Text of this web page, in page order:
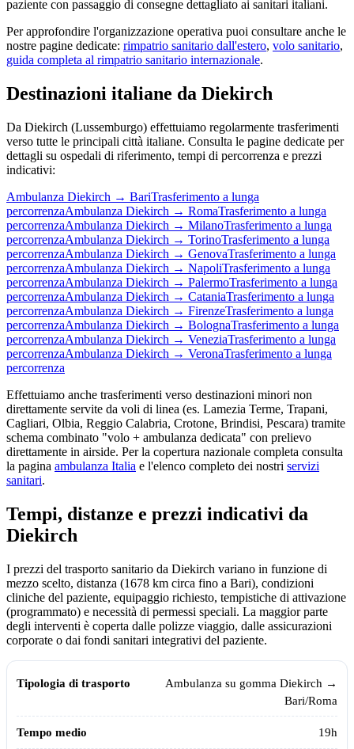
paziente con passaggio di consegne dettagliato ai sanitari italiani.
Per approfondire l'organizzazione operativa puoi consultare anche le
nostre pagine dedicate: rimpatrio sanitario dall'estero, volo sanitario,
guida completa al rimpatrio sanitario internazionale.
Destinazioni italiane da Diekirch
Da Diekirch (Lussemburgo) effettuiamo regolarmente trasferimenti
verso tutte le principali città italiane. Consulta le pagine dedicate per
dettagli su ospedali di riferimento, tempi di percorrenza e prezzi
indicativi:
Ambulanza Diekirch → BariTrasferimento a lunga
percorrenzaAmbulanza Diekirch → RomaTrasferimento a lunga
percorrenzaAmbulanza Diekirch → MilanoTrasferimento a lunga
percorrenzaAmbulanza Diekirch → TorinoTrasferimento a lunga
percorrenzaAmbulanza Diekirch → GenovaTrasferimento a lunga
percorrenzaAmbulanza Diekirch → NapoliTrasferimento a lunga
percorrenzaAmbulanza Diekirch → PalermoTrasferimento a lunga
percorrenzaAmbulanza Diekirch → CataniaTrasferimento a lunga
percorrenzaAmbulanza Diekirch → FirenzeTrasferimento a lunga
percorrenzaAmbulanza Diekirch → BolognaTrasferimento a lunga
percorrenzaAmbulanza Diekirch → VeneziaTrasferimento a lunga
percorrenzaAmbulanza Diekirch → VeronaTrasferimento a lunga
percorrenza
Effettuiamo anche trasferimenti verso destinazioni minori non
direttamente servite da voli di linea (es. Lamezia Terme, Trapani,
Cagliari, Olbia, Reggio Calabria, Crotone, Brindisi, Pescara) tramite
schema combinato "volo + ambulanza dedicata" con prelievo
direttamente in airside. Per la copertura nazionale completa consulta
la pagina ambulanza Italia e l'elenco completo dei nostri servizi
sanitari.
Tempi, distanze e prezzi indicativi da
Diekirch
I prezzi del trasporto sanitario da Diekirch variano in funzione di
mezzo scelto, distanza (1678 km circa fino a Bari), condizioni
cliniche del paziente, equipaggio richiesto, tempistiche di attivazione
(programmato) e necessità di permessi speciali. La maggior parte
degli interventi è coperta dalle polizze viaggio, dalle assicurazioni
corporate o dai fondi sanitari integrativi del paziente.
Tempi, distanze e prezzi indicativi per il trasporto sanitario da
Diekirch
Tipologia di trasporto
Ambulanza su gomma Diekirch →
Bari/Roma
19h